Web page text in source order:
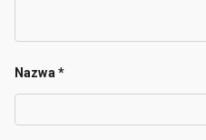
Nazwa *